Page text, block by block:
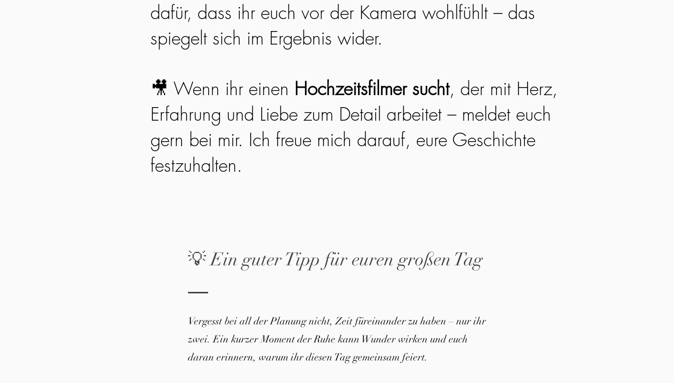
dafür, dass ihr euch vor der Kamera wohlfühlt – das
spiegelt sich im Ergebnis wider.
🎥 Wenn ihr einen Hochzeitsfilmer sucht, der mit Herz,
Erfahrung und Liebe zum Detail arbeitet – meldet euch
gern bei mir. Ich freue mich darauf, eure Geschichte
festzuhalten.
💡 Ein guter Tipp für euren großen Tag
Vergesst bei all der Planung nicht, Zeit füreinander zu haben – nur ihr
zwei. Ein kurzer Moment der Ruhe kann Wunder wirken und euch
daran erinnern, warum ihr diesen Tag gemeinsam feiert.